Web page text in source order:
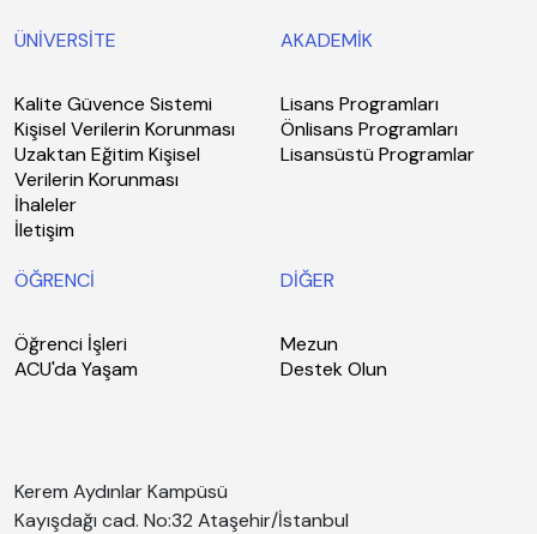
ÜNİVERSİTE
Kalite Güvence Sistemi
Kişisel Verilerin Korunması
Uzaktan Eğitim Kişisel
Verilerin Korunması
İhaleler
İletişim
AKADEMİK
Lisans Programları
Önlisans Programları
Lisansüstü Programlar
ÖĞRENCİ
Öğrenci İşleri
ACU'da Yaşam
DİĞER
Mezun
Destek Olun
Kerem Aydınlar Kampüsü
Kayışdağı cad. No:32 Ataşehir/İstanbul